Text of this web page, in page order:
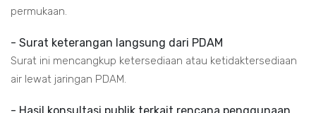
permukaan.
- Surat keterangan langsung dari PDAM
Surat ini mencangkup ketersediaan atau ketidaktersediaan
air lewat jaringan PDAM.